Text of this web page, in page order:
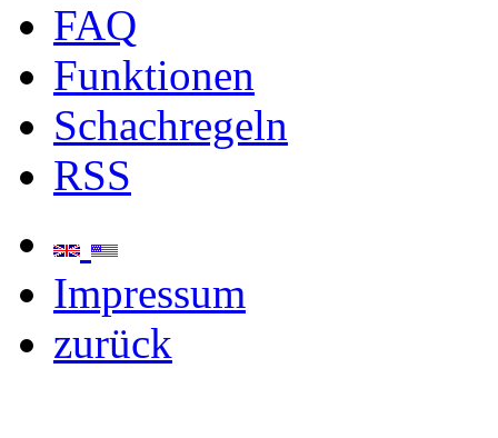
FAQ
Funktionen
Schachregeln
RSS
Impressum
zurück